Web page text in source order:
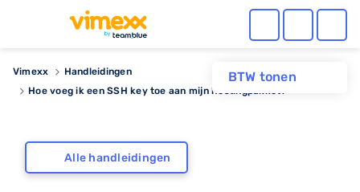
BTW tonen
Vimexx
Handleidingen
Hoe voeg ik een SSH key toe aan mijn hostingpakket?
Alle handleidingen